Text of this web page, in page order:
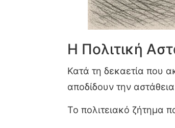
Η Πολιτική
Κατά τη δεκαετία που
αποδίδουν την
Το πολιτειακό ζήτημα